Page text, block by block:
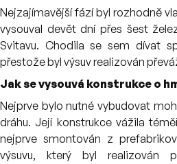
Nejzajímavější fází byl rozhodně
vysouval devět dní přes šest
Svitavu. Chodila se sem dívat
přestože byl výsuv realizován
Jak se vysouvá konstrukce o
Nejprve bylo nutné vybudovat
dráhu. Její konstrukce vážila
nejprve smontován z
výsuvu, který byl realizován